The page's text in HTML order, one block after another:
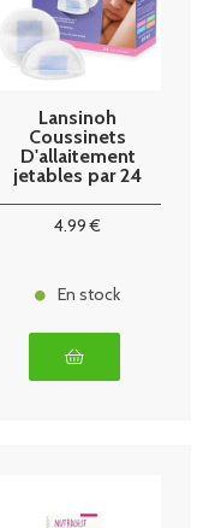
Lansinoh
Coussinets
D'allaitement
jetables par 24
4.99 €
En stock